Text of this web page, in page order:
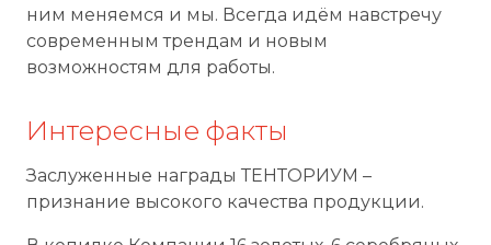
ним меняемся и мы. Всегда идём навстречу
современным трендам и новым
возможностям для работы.
Интересные факты
Заслуженные награды ТЕНТОРИУМ –
признание высокого качества продукции.